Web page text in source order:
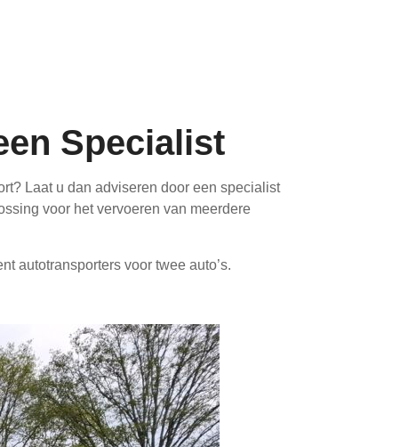
Specialist
Laat u dan adviseren door een specialist
voor het vervoeren van meerdere
autotransporters voor twee auto’s.